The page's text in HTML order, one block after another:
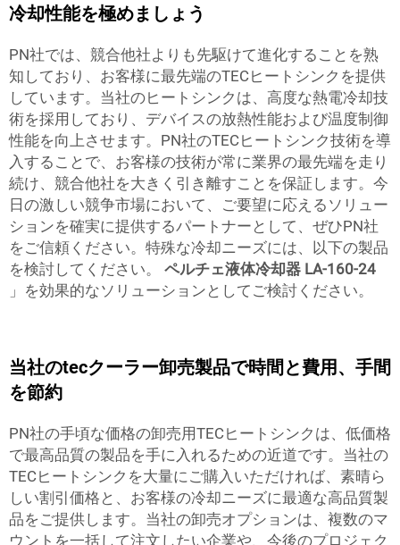
冷却性能を極めましょう
PN社では、競合他社よりも先駆けて進化することを熟
知しており、お客様に最先端のTECヒートシンクを提供
しています。当社のヒートシンクは、高度な熱電冷却技
術を採用しており、デバイスの放熱性能および温度制御
性能を向上させます。PN社のTECヒートシンク技術を導
入することで、お客様の技術が常に業界の最先端を走り
続け、競合他社を大きく引き離すことを保証します。今
日の激しい競争市場において、ご要望に応えるソリュー
ションを確実に提供するパートナーとして、ぜひPN社
をご信頼ください。特殊な冷却ニーズには、以下の製品
を検討してください。 ペルチェ液体冷却器 LA-160-24
」を効果的なソリューションとしてご検討ください。
当社のtecクーラー卸売製品で時間と費用、手間
を節約
PN社の手頃な価格の卸売用TECヒートシンクは、低価格
で最高品質の製品を手に入れるための近道です。当社の
TECヒートシンクを大量にご購入いただければ、素晴ら
しい割引価格と、お客様の冷却ニーズに最適な高品質製
品をご提供します。当社の卸売オプションは、複数のマ
ウントを一括して注文したい企業や、今後のプロジェク